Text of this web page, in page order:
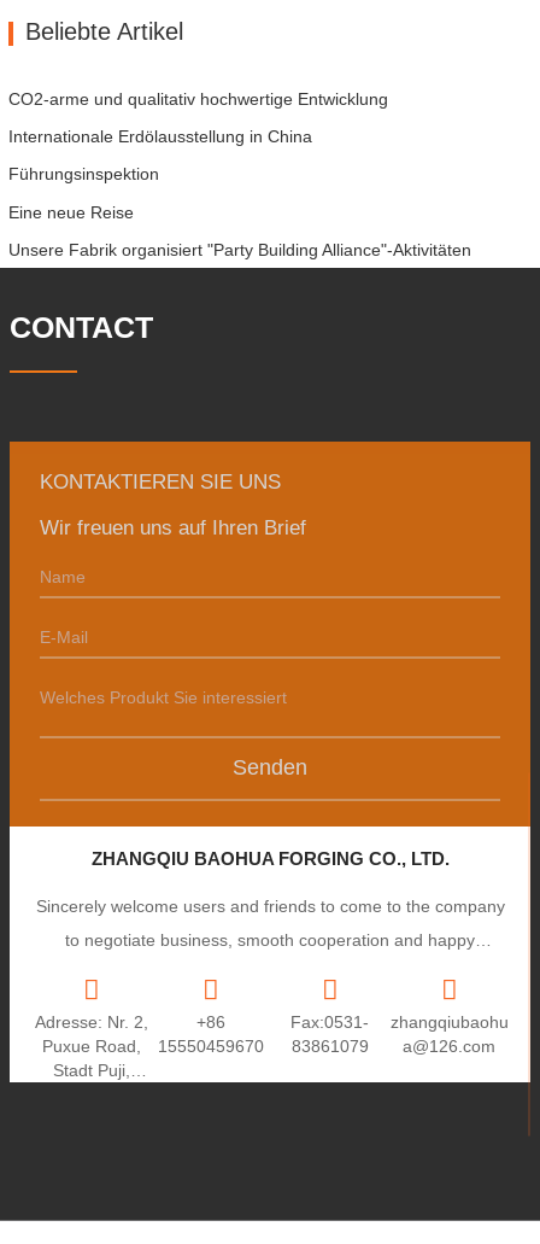
Beliebte Artikel
CO2-arme und qualitativ hochwertige Entwicklung
Internationale Erdölausstellung in China
Führungsinspektion
Eine neue Reise
Unsere Fabrik organisiert "Party Building Alliance"-Aktivitäten
CONTACT
KONTAKTIEREN SIE UNS
Wir freuen uns auf Ihren Brief
Senden
ZHANGQIU BAOHUA FORGING CO., LTD.
Sincerely welcome users and friends to come to the company
to negotiate business, smooth cooperation and happy
Adresse: Nr. 2,
Puxue Road,
Stadt Puji,
+86
15550459670
Fax:0531-
83861079
zhangqiubaohu
a@126.com